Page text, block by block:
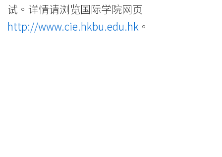
试。详情请浏览国际学院网页
http://www.cie.hkbu.edu.hk 。